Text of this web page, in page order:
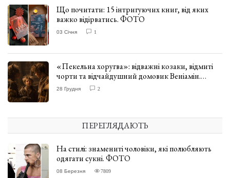
Що почитати: 15 інтригуючих книг, від яких
важко відірватись. ФОТО
03 Січня 1
«Пекельна хоругва»: відважні козаки, відмиті
чорти та відчайдушний домовик Веніамін.
ВІДГУК
28 Грудня 2
ПЕРЕГЛЯДАЮТЬ
На стилі: знамениті чоловіки, які полюбляють
одягати сукні. ФОТО
08 Березня 7809